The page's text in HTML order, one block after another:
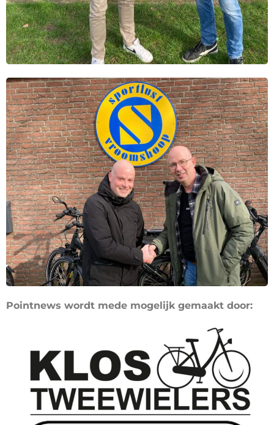
Pointnews wordt mede mogelijk gemaakt door: